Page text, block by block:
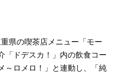
県の喫茶店メニュー「モー
「ドデスカ！」内の飲食コー
～ロメロ！」と連動し、「純